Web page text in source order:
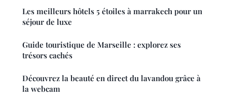
Les meilleurs hôtels 5 étoiles à marrakech pour un
séjour de luxe
Guide touristique de Marseille : explorez ses
trésors cachés
Découvrez la beauté en direct du lavandou grâce à
la webcam